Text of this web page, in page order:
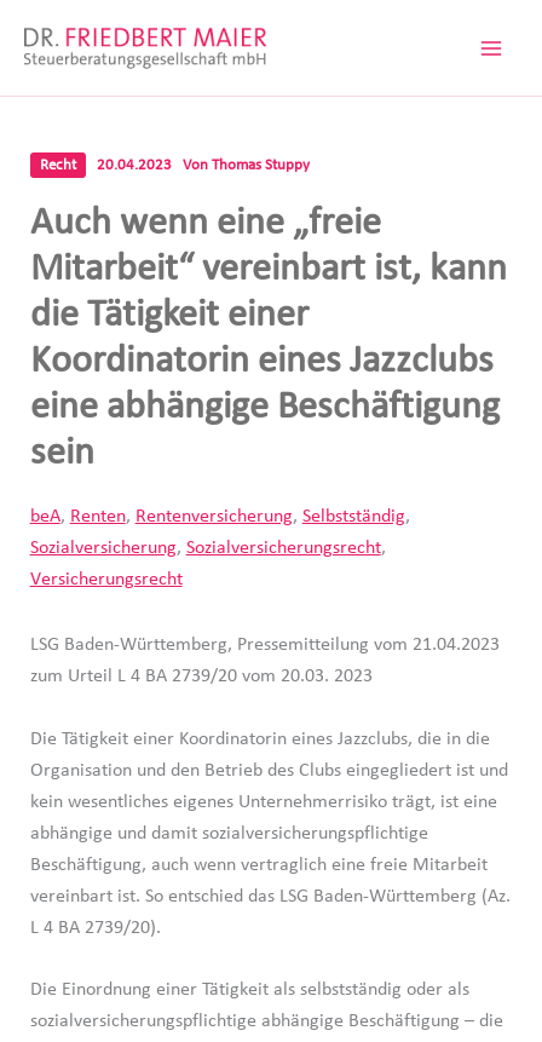
Inhalt
Recht 20.04.2023 Von Thomas Stuppy
Auch wenn eine „freie
Mitarbeit“ vereinbart ist, kann
die Tätigkeit einer
Koordinatorin eines Jazzclubs
eine abhängige Beschäftigung
sein
beA, Renten, Rentenversicherung, Selbstständig,
Sozialversicherung, Sozialversicherungsrecht,
Versicherungsrecht
LSG Baden-Württemberg, Pressemitteilung vom 21.04.2023
zum Urteil L 4 BA 2739/20 vom 20.03. 2023
Die Tätigkeit einer Koordinatorin eines Jazzclubs, die in die
Organisation und den Betrieb des Clubs eingegliedert ist und
kein wesentliches eigenes Unternehmerrisiko trägt, ist eine
abhängige und damit sozialversicherungspflichtige
Beschäftigung, auch wenn vertraglich eine freie Mitarbeit
vereinbart ist. So entschied das LSG Baden-Württemberg (Az.
L 4 BA 2739/20).
Die Einordnung einer Tätigkeit als selbstständig oder als
sozialversicherungspflichtige abhängige Beschäftigung – die